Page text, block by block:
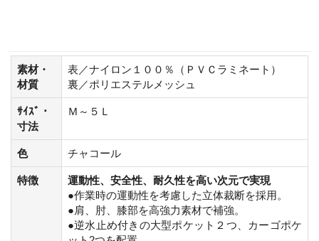
素材・
材質
表／ナイロン１００％（ＰＶＣラミネート）
裏／ポリエステルメッシュ
ｻｲｽﾞ・
寸法
Ｍ～５Ｌ
色 チャコール
特徴
運動性、安全性、耐久性を高い次元で実現
●作業時の運動性を考慮した立体裁断を採用。
●肩、肘、膝部を高強力素材で補強。
●逆水止め付きの大型ポケット２つ、カーゴポケ